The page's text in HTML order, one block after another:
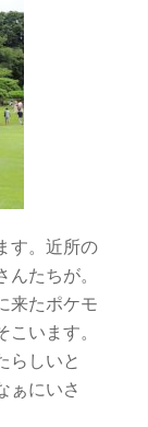
す。近所の
たちが。
来たポケモ
います。
らしいと
ぁにいさ